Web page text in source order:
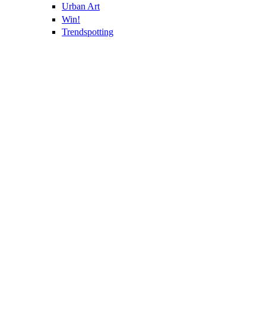
Urban Art
Win!
Trendspotting